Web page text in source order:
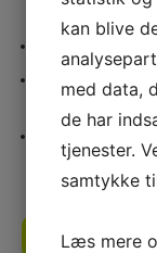
facade-/
Tagarbejde
tagrender/
livline,
Få hjælp nu
kan blive
med data,
de har
tjenester.
samtykke
Læs mere